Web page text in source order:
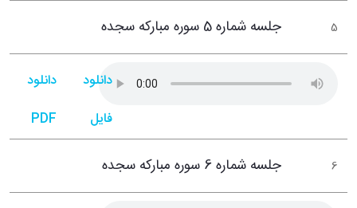
5 جلسه شماره 5 سوره مبارکه سجده
دانلود
فایل
دانلود
PDF
6 جلسه شماره 6 سوره مبارکه سجده